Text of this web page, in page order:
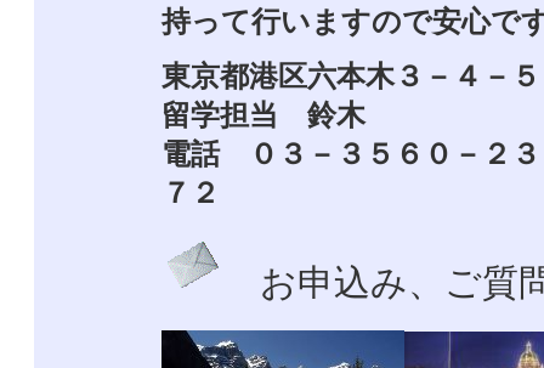
持って行いますので安心で
東京都港区六本木３－４
留学担当 鈴木
電話 ０３－３５６０－
７２
お申込み、ご質